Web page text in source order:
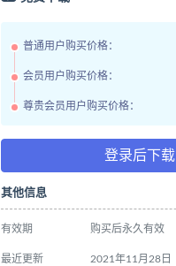
普通用户购买价格：
会员用户购买价格：
尊贵会员用户购买价格：
登录后下载
其他信息
有效期 购买后永久有效
最近更新 2021年11月28日